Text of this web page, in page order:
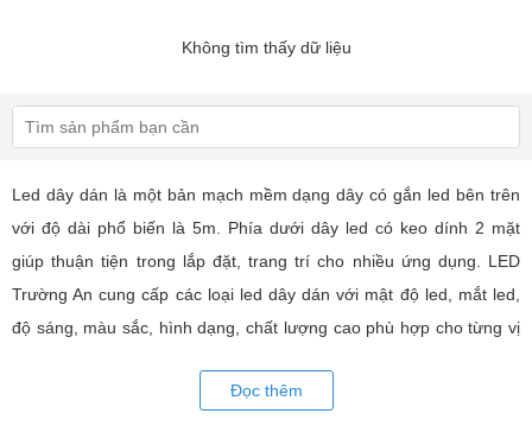
Không tìm thấy dữ liệu
Led dây dán là một bản mạch mềm dạng dây có gắn led bên trên
với độ dài phổ biến là 5m. Phía dưới dây led có keo dính 2 mặt
giúp thuận tiện trong lắp đặt, trang trí cho nhiều ứng dụng. LED
Trường An cung cấp các loại led dây dán với mật độ led, mắt led,
độ sáng, màu sắc, hình dạng, chất lượng cao phù hợp cho từng vị
khiển và phụ kiện đồng bộ,... Tư vấn giả pháp, hỗ trợ kỹ thuật
Đọc thêm